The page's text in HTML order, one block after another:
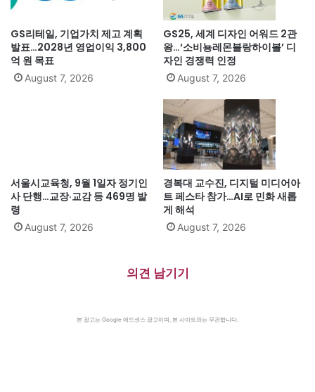
GS리테일, 기업가치 제고 계획
발표…2028년 영업이익 3,800
억 원 목표
August 7, 2026
GS25, 세계 디자인 어워드 2관
왕…‘소비뇽레몬블랑하이볼’ 디
자인 경쟁력 인정
August 7, 2026
서울시교육청, 9월 1일자 정기인
사 단행…교장·교감 등 469명 발
령
August 7, 2026
경복대 교수진, 디지털 미디어아
트 페스타 참가…AI로 민화 새롭
게 해석
August 7, 2026
의견 남기기
본 광고는 Google 애드센스 광고이며, 본 사이트와는 무관합니다.